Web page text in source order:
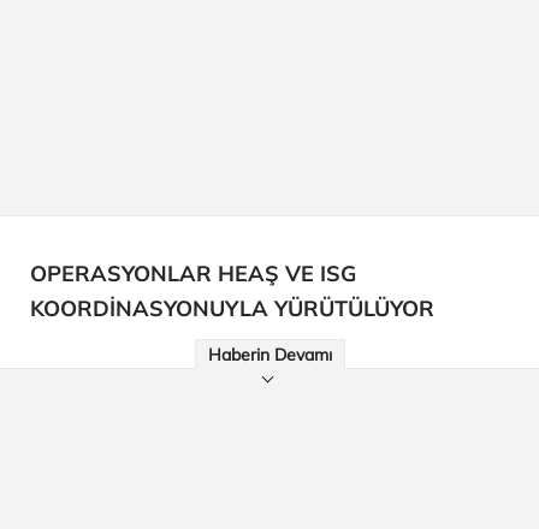
OPERASYONLAR HEAŞ VE ISG
KOORDİNASYONUYLA YÜRÜTÜLÜYOR
Haberin Devamı